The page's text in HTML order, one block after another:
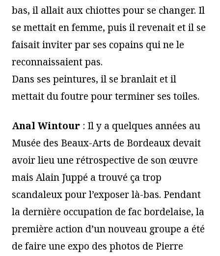
bas, il allait aux chiottes pour se changer. Il
se mettait en femme, puis il revenait et il se
faisait inviter par ses copains qui ne le
reconnaissaient pas.
Dans ses peintures, il se branlait et il
mettait du foutre pour terminer ses toiles.
Anal Wintour : Il y a quelques années au
Musée des Beaux-Arts de Bordeaux devait
avoir lieu une rétrospective de son œuvre
mais Alain Juppé a trouvé ça trop
scandaleux pour l’exposer là-bas. Pendant
la dernière occupation de fac bordelaise, la
première action d’un nouveau groupe a été
de faire une expo des photos de Pierre